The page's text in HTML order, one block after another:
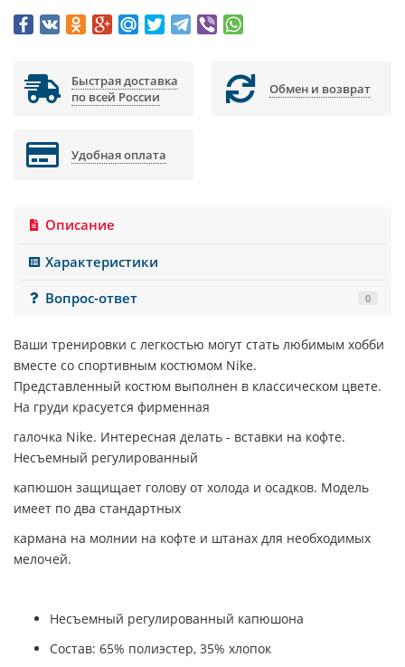
Быстрая доставка
по всей России
Обмен и возврат
Удобная оплата
Описание
Характеристики
Вопрос-ответ
0
Ваши тренировки с легкостью могут стать любимым хобби
вместе со спортивным костюмом Nike.
Представленный костюм выполнен в классическом цвете.
На груди красуется фирменная
галочка Nike. Интересная делать - вставки на кофте.
Несъемный регулированный
капюшон защищает голову от холода и осадков. Модель
имеет по два стандартных
кармана на молнии на кофте и штанах для необходимых
мелочей.
Несъемный регулированный капюшона
Состав: 65% полиэстер, 35% хлопок